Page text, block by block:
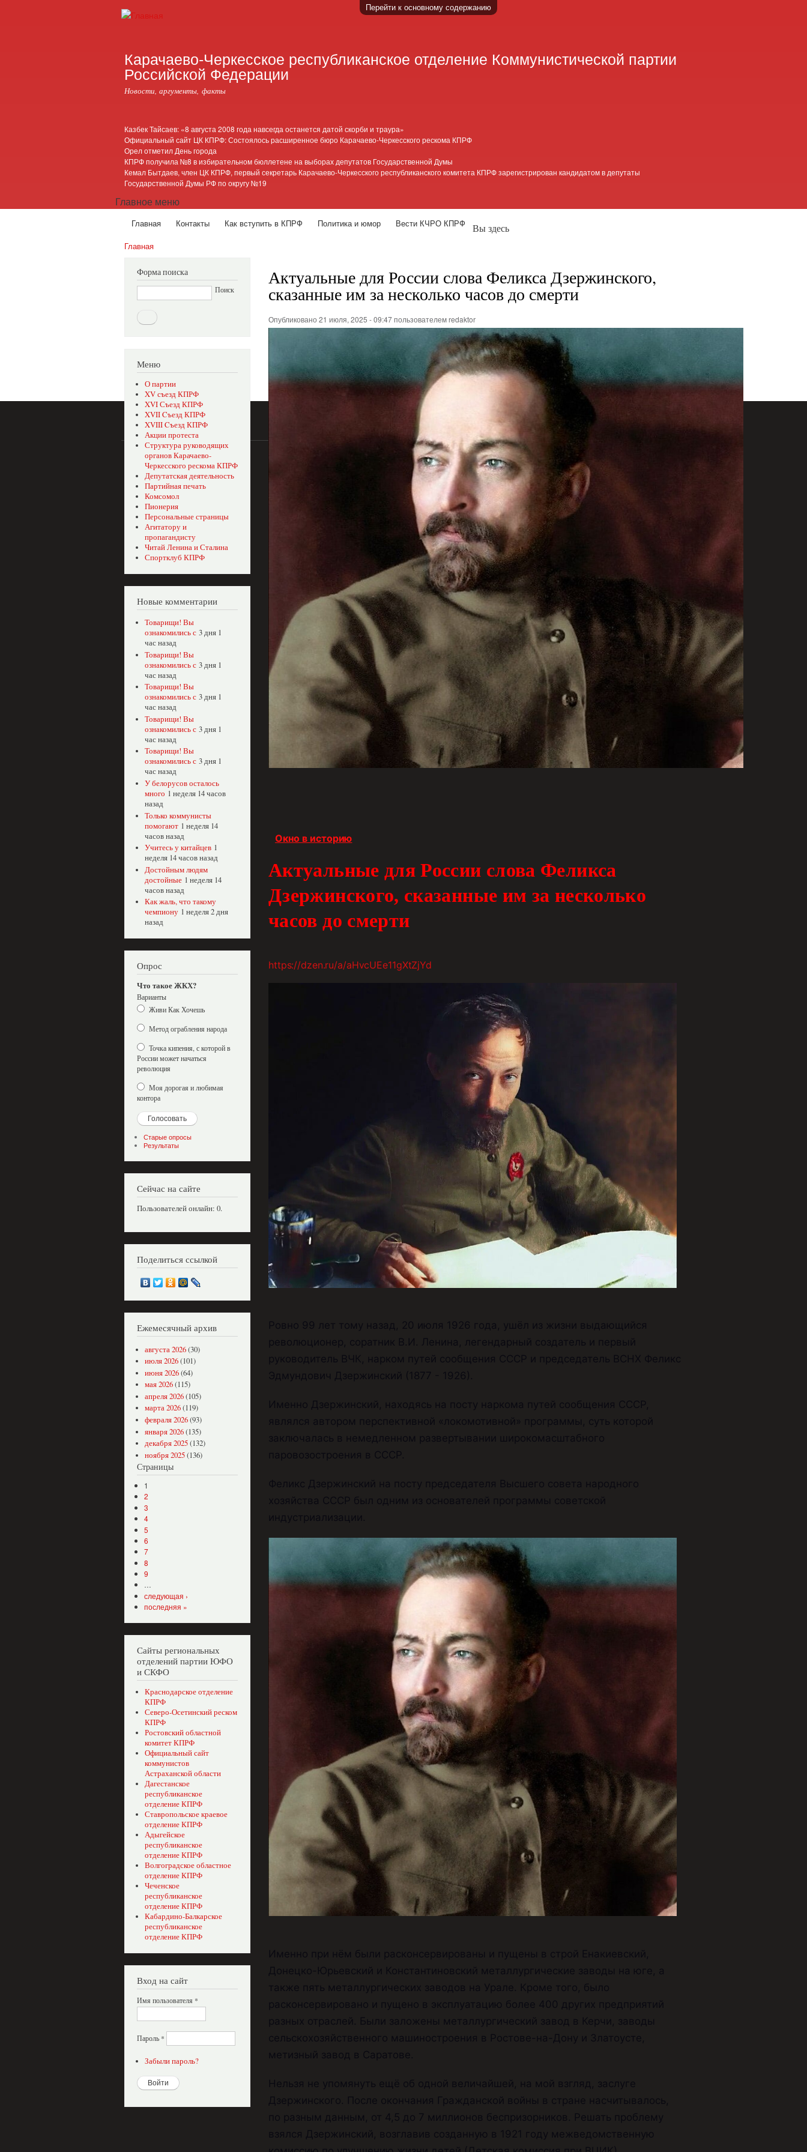
Перейти к основному содержанию
Карачаево-Черкесское республиканское отделение Коммунистической партии
Российской Федерации
Новости, аргументы, факты
Казбек Тайсаев: «8 августа 2008 года навсегда останется датой скорби и траура»
Официальный сайт ЦК КПРФ: Состоялось расширенное бюро Карачаево-Черкесского рескома КПРФ
Орел отметил День города
КПРФ получила №8 в избирательном бюллетене на выборах депутатов Государственной Думы
Кемал Бытдаев, член ЦК КПРФ, первый секретарь Карачаево-Черкесского республиканского комитета КПРФ зарегистрирован кандидатом в депутаты
Государственной Думы РФ по округу №19
Главное меню
Главная Контакты Как вступить в КПРФ Политика и юмор Вести КЧРО КПРФ Вы здесь
Главная
Форма поиска
Поиск
Меню
О партии
XV съезд КПРФ
XVI Съезд КПРФ
XVII Cъезд КПРФ
XVIII Cъезд КПРФ
Акции протеста
Структура руководящих
органов Карачаево-
Черкесского рескома КПРФ
Депутатская деятельность
Партийная печать
Комсомол
Пионерия
Персональные страницы
Агитатору и
пропагандисту
Читай Ленина и Сталина
Спортклуб КПРФ
Новые комментарии
Товарищи! Вы
ознакомились с 3 дня 1
час назад
Товарищи! Вы
ознакомились с 3 дня 1
час назад
Товарищи! Вы
ознакомились с 3 дня 1
час назад
Товарищи! Вы
ознакомились с 3 дня 1
час назад
Товарищи! Вы
ознакомились с 3 дня 1
час назад
У белорусов осталось
много 1 неделя 14 часов
назад
Только коммунисты
помогают 1 неделя 14
часов назад
Учитесь у китайцев 1
неделя 14 часов назад
Достойным людям
достойные 1 неделя 14
часов назад
Как жаль, что такому
чемпиону 1 неделя 2 дня
назад
Опрос
Что такое ЖКХ?
Варианты
Живи Как Хочешь
Метод ограбления народа
Точка кипения, с которой в
России может начаться
революция
Моя дорогая и любимая
контора
Старые опросы
Результаты
Сейчас на сайте
Пользователей онлайн: 0.
Поделиться ссылкой
Ежемесячный архив
августа 2026(30)
июля 2026(101)
июня 2026(64)
мая 2026(115)
апреля 2026(105)
марта 2026(119)
февраля 2026(93)
января 2026(135)
декабря 2025(132)
ноября 2025(136)
Страницы
1
2
3
4
5
6
7
8
9
…
следующая ›
последняя »
Сайты региональных
отделений партии ЮФО
и СКФО
Краснодарское отделение
КПРФ
Северо-Осетинский реском
КПРФ
Ростовский областной
комитет КПРФ
Официальный сайт
коммунистов
Астраханской области
Дагестанское
республиканское
отделение КПРФ
Ставропольское краевое
отделение КПРФ
Адыгейское
республиканское
отделение КПРФ
Волгоградское областное
отделение КПРФ
Чеченское
республиканское
отделение КПРФ
Кабардино-Балкарское
республиканское
отделение КПРФ
Вход на сайт
Имя пользователя *
Пароль *
Забыли пароль?
Актуальные для России слова Феликса Дзержинского,
сказанные им за несколько часов до смерти
Опубликовано 21 июля, 2025 - 09:47 пользователемredaktor
Окно в историю
Актуальные для России слова Феликса
Дзержинского, сказанные им за несколько
часов до смерти
https://dzen.ru/a/aHvcUEe11gXtZjYd